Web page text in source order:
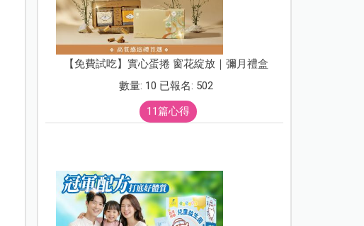
【免費試吃】實心蛋捲 窗花綻放｜彌月禮盒
數量: 10 已報名: 502
11篇心得